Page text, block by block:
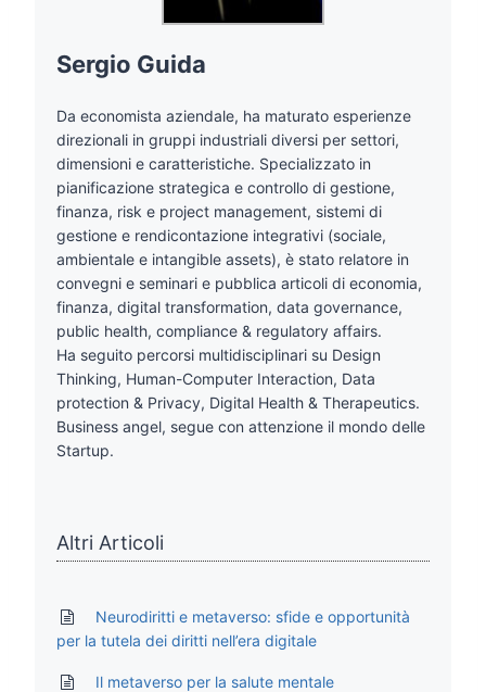
Sergio Guida
Da economista aziendale, ha maturato esperienze
direzionali in gruppi industriali diversi per settori,
dimensioni e caratteristiche. Specializzato in
pianificazione strategica e controllo di gestione,
finanza, risk e project management, sistemi di
gestione e rendicontazione integrativi (sociale,
ambientale e intangible assets), è stato relatore in
convegni e seminari e pubblica articoli di economia,
finanza, digital transformation, data governance,
public health, compliance & regulatory affairs.
Ha seguito percorsi multidisciplinari su Design
Thinking, Human-Computer Interaction, Data
protection & Privacy, Digital Health & Therapeutics.
Business angel, segue con attenzione il mondo delle
Startup.
Altri Articoli
Neurodiritti e metaverso: sfide e opportunità
per la tutela dei diritti nell’era digitale
Il metaverso per la salute mentale